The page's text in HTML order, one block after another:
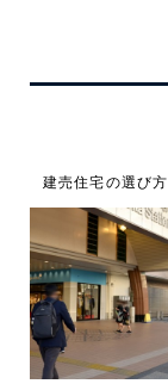
建売住宅の選び方